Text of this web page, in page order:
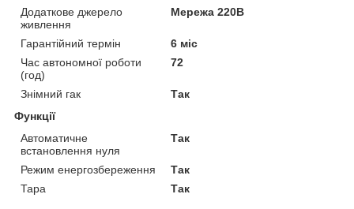
Додаткове джерело
живлення
Мережа 220В
Гарантійний термін
6 міс
Час автономної роботи
(год)
72
Знімний гак
Так
Функції
Автоматичне
встановлення нуля
Так
Режим енергозбереження
Так
Тара
Так